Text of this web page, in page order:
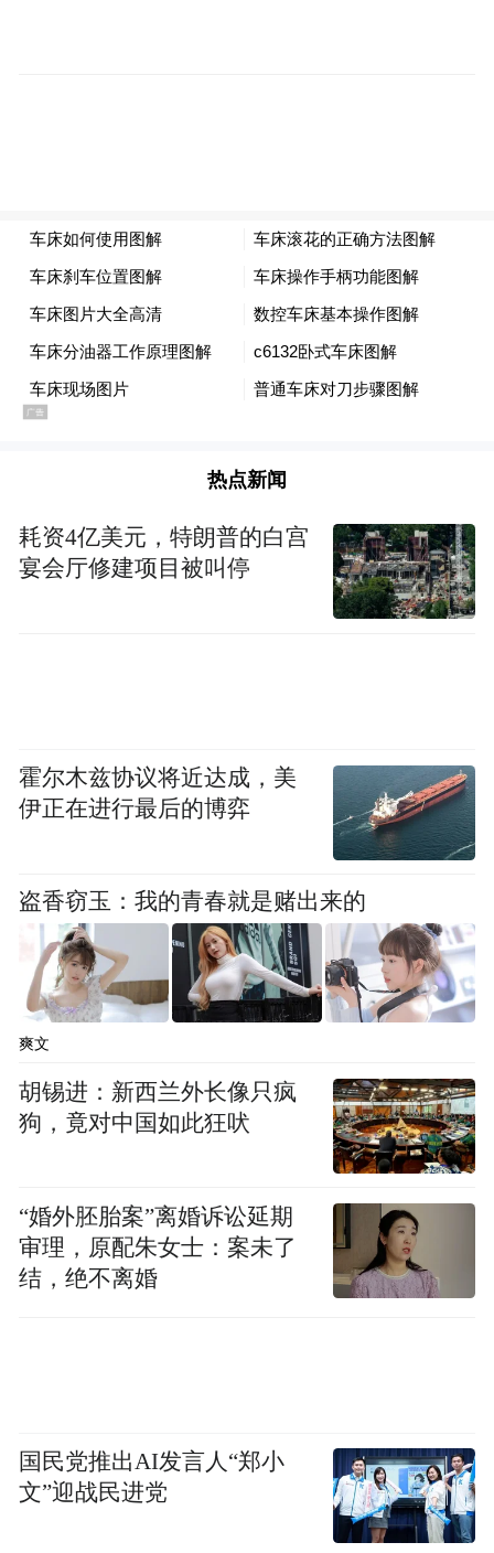
热点新闻
耗资4亿美元，特朗普的白宫
宴会厅修建项目被叫停
霍尔木兹协议将近达成，美
伊正在进行最后的博弈
盗香窃玉：我的青春就是赌出来的
爽文
胡锡进：新西兰外长像只疯
狗，竟对中国如此狂吠
“婚外胚胎案”离婚诉讼延期
审理，原配朱女士：案未了
结，绝不离婚
国民党推出AI发言人“郑小
文”迎战民进党